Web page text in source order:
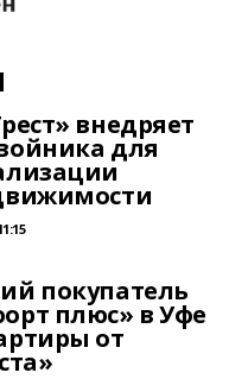
внедряет
для
покупатель
плюс» в Уфе
от